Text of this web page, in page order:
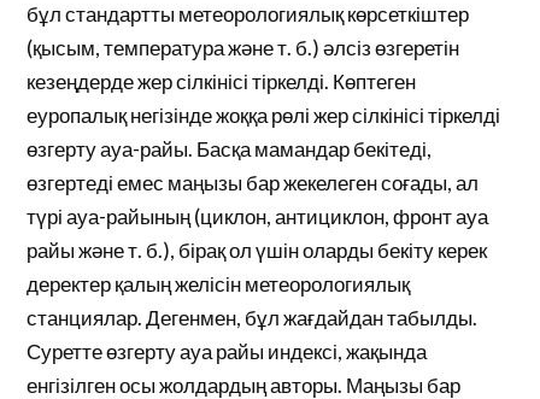
бұл стандартты метеорологиялық көрсеткіштер
(қысым, температура және т. б.) әлсіз өзгеретін
кезеңдерде жер сілкінісі тіркелді. Көптеген
еуропалық негізінде жоққа рөлі жер сілкінісі тіркелді
өзгерту ауа-райы. Басқа мамандар бекітеді,
өзгертеді емес маңызы бар жекелеген соғады, ал
түрі ауа-райының (циклон, антициклон, фронт ауа
райы және т. б.), бірақ ол үшін оларды бекіту керек
деректер қалың желісін метеорологиялық
станциялар. Дегенмен, бұл жағдайдан табылды.
Суретте өзгерту ауа райы индексі, жақында
енгізілген осы жолдардың авторы. Маңызы бар